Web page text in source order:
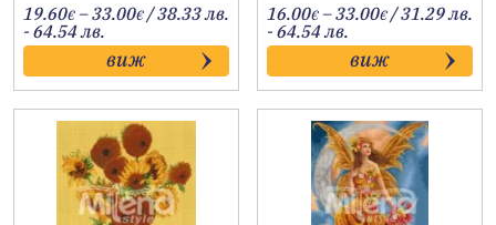
19.60€ –33.00€Price
range:
19.60€
through
33.00€
/ 38.33 лв.
- 64.54 лв.
виж
16.00€ –33.00€Price
range:
16.00€
through
33.00€
/ 31.29 лв.
- 64.54 лв.
виж